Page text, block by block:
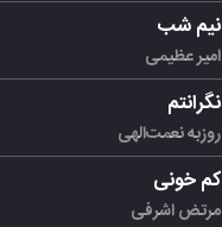
نیم شب
امیر عظیمی
نگرانتم
روزبه نعمت‌الهی
کم خونی
مرتض اشرفی